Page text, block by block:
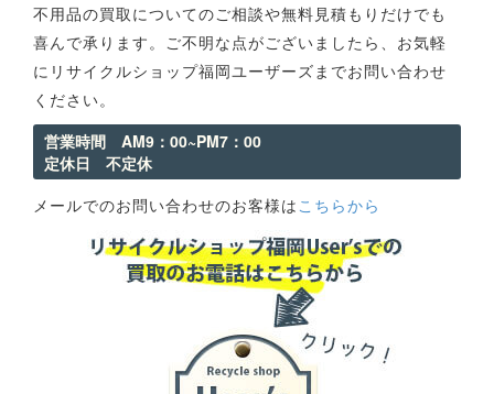
不用品の買取についてのご相談や無料見積もりだけでも
喜んで承ります。ご不明な点がございましたら、お気軽
にリサイクルショップ福岡ユーザーズまでお問い合わせ
ください。
営業時間 AM9：00~PM7：00
定休日 不定休
メールでのお問い合わせのお客様は こちらから